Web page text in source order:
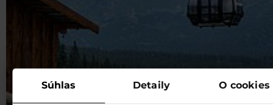
Súhlas Detaily O cookies